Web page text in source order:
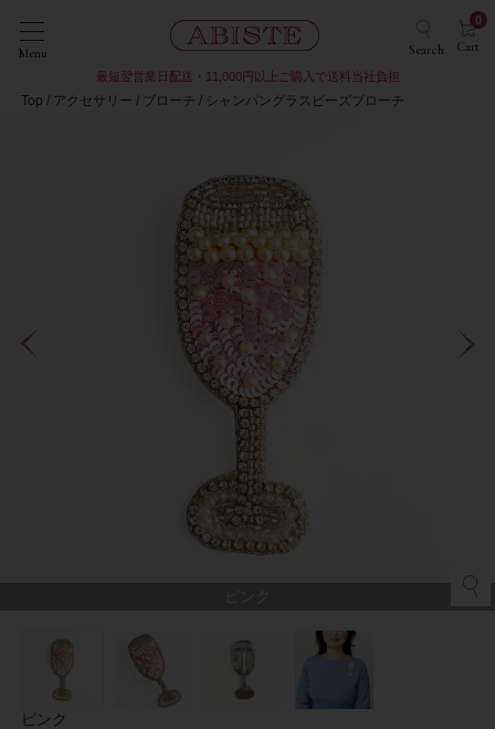
Menu Search Cart
0
最短翌営業日配送・11,000円以上ご購入で送料当社負担
Top アクセサリー ブローチ シャンパングラスビーズブローチ
ピンク